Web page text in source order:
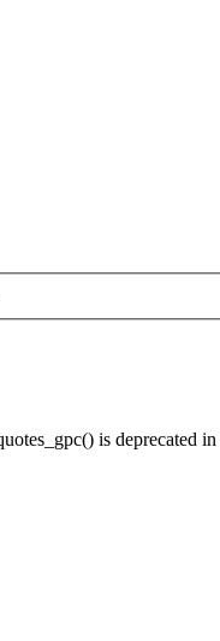
is deprecated in